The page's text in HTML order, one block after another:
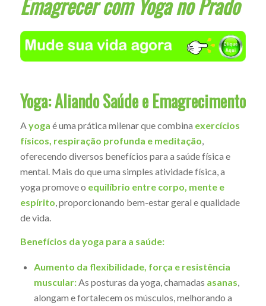
Yoga: Aliando Saúde e Emagrecimento
Ayoga é uma prática milenar que combina exercícios
físicos, respiração profunda e meditação,
oferecendo diversos benefícios para a saúde física e
mental. Mais do que uma simples atividade física, a
yoga promove o equilíbrio entre corpo, mente e
espírito, proporcionando bem-estar geral e qualidade
de vida.
Benefícios da yoga para a saúde:
Aumento da flexibilidade, força e resistência
muscular:As posturas da yoga, chamadas asanas
alongam e fortalecem os músculos, melhorando a